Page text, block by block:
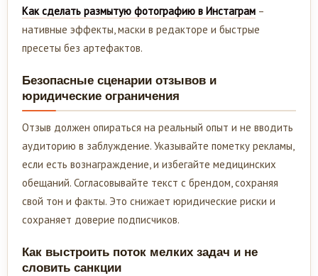
Как сделать размытую фотографию в Инстаграм –
нативные эффекты, маски в редакторе и быстрые
пресеты без артефактов.
Безопасные сценарии отзывов и
юридические ограничения
Отзыв должен опираться на реальный опыт и не вводить
аудиторию в заблуждение. Указывайте пометку рекламы,
если есть вознаграждение, и избегайте медицинских
обещаний. Согласовывайте текст с брендом, сохраняя
свой тон и факты. Это снижает юридические риски и
сохраняет доверие подписчиков.
Как выстроить поток мелких задач и не
словить санкции